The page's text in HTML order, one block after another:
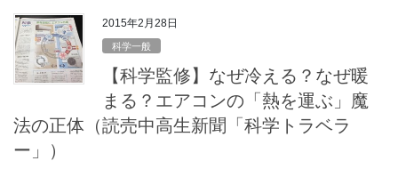
2015年2月28日
科学一般
【科学監修】なぜ冷える？なぜ暖
まる？エアコンの「熱を運ぶ」魔
法の正体（読売中高生新聞「科学トラベラ
ー」）